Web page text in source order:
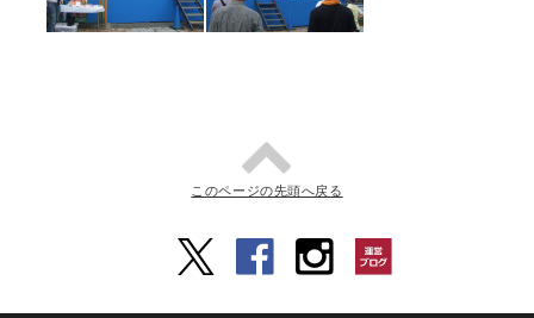
このページの先頭へ戻る